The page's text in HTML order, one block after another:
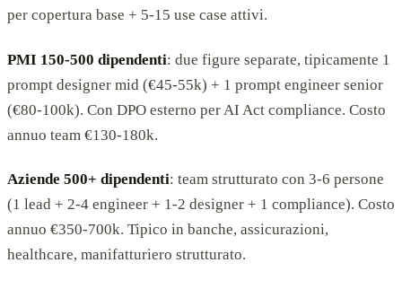
per copertura base + 5-15 use case attivi.
PMI 150-500 dipendenti: due figure separate, tipicamente 1
prompt designer mid (€45-55k) + 1 prompt engineer senior
(€80-100k). Con DPO esterno per AI Act compliance. Costo
annuo team €130-180k.
Aziende 500+ dipendenti: team strutturato con 3-6 persone
(1 lead + 2-4 engineer + 1-2 designer + 1 compliance). Costo
annuo €350-700k. Tipico in banche, assicurazioni,
healthcare, manifatturiero strutturato.